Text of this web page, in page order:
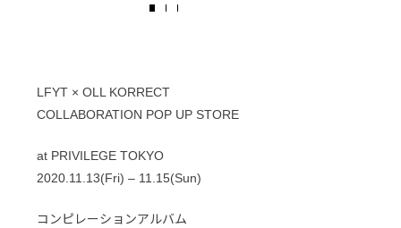
LFYT × OLL KORRECT
COLLABORATION POP UP STORE
at PRIVILEGE TOKYO
2020.11.13(Fri) – 11.15(Sun)
コンピレーションアルバム